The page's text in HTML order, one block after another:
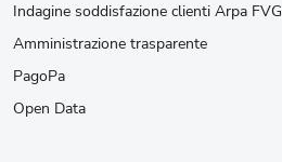
Indagine soddisfazione clienti Arpa FVG
Amministrazione trasparente
PagoPa
Open Data